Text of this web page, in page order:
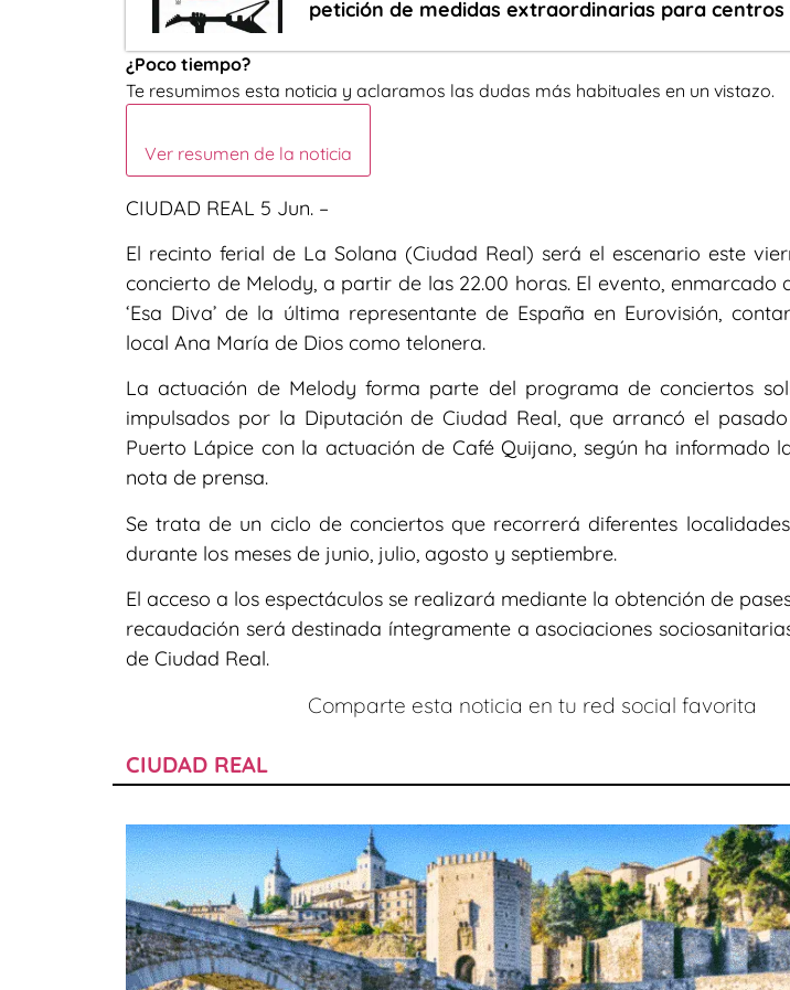
petición de medidas extraordinarias para centros
¿Poco tiempo?
Te resumimos esta noticia y aclaramos las dudas más habituales en un vistazo.
Ver resumen de la noticia
CIUDAD REAL 5 Jun. –
El recinto ferial de La Solana (Ciudad Real) será el escenario este
concierto de Melody, a partir de las 22.00 horas. El evento, enmarcado
‘Esa Diva’ de la última representante de España en Eurovisión,
local Ana María de Dios como telonera.
La actuación de Melody forma parte del programa de conciertos
impulsados por la Diputación de Ciudad Real, que arrancó el
Puerto Lápice con la actuación de Café Quijano, según ha informado
nota de prensa.
Se trata de un ciclo de conciertos que recorrerá diferentes
durante los meses de junio, julio, agosto y septiembre.
El acceso a los espectáculos se realizará mediante la obtención de
recaudación será destinada íntegramente a asociaciones
de Ciudad Real.
Comparte esta noticia en tu red social favorita
CIUDAD REAL